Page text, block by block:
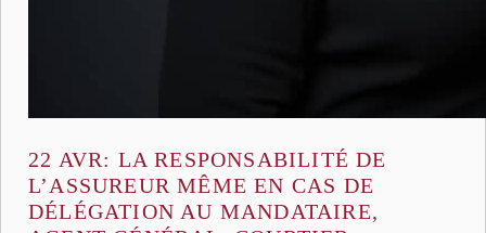
22 AVR: LA RESPONSABILITÉ DE
L’ASSUREUR MÊME EN CAS DE
DÉLÉGATION AU MANDATAIRE,